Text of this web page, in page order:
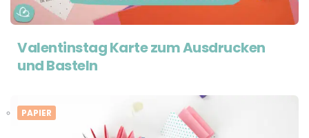
Valentinstag Karte zum Ausdrucken
und Basteln
PAPIER